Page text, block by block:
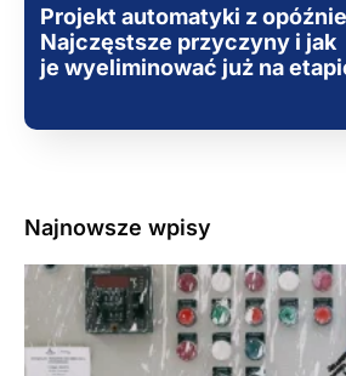
Projekt automatyki z
Najczęstsze przyczyny i jak
je wyeliminować już na
Najnowsze wpisy